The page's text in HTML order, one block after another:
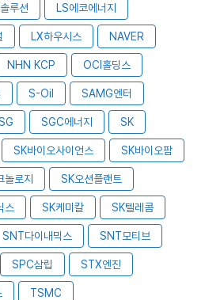
루션 LS에코에너지
LX하우시스 NAVER
NHN KCP OCI홀딩스
S-Oil SAMG엔터
SG SGC에너지 SK
SK바이오사이언스 SK바이오팜
놀로지 SK오션플랜트
스 SK케미칼 SK텔레콤
SNT다이내믹스 SNT모티브
SPC삼립 STX엔진
TSMC